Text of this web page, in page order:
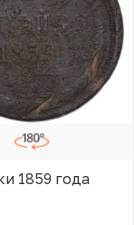
1859 года